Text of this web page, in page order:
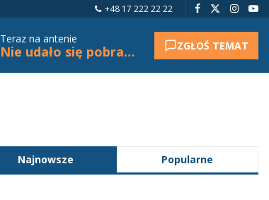
+48 17 222 22 22
Teraz na antenie
Nie udało się pobrać tytułu. ZGŁOŚ TEMAT
Najnowsze Popularne